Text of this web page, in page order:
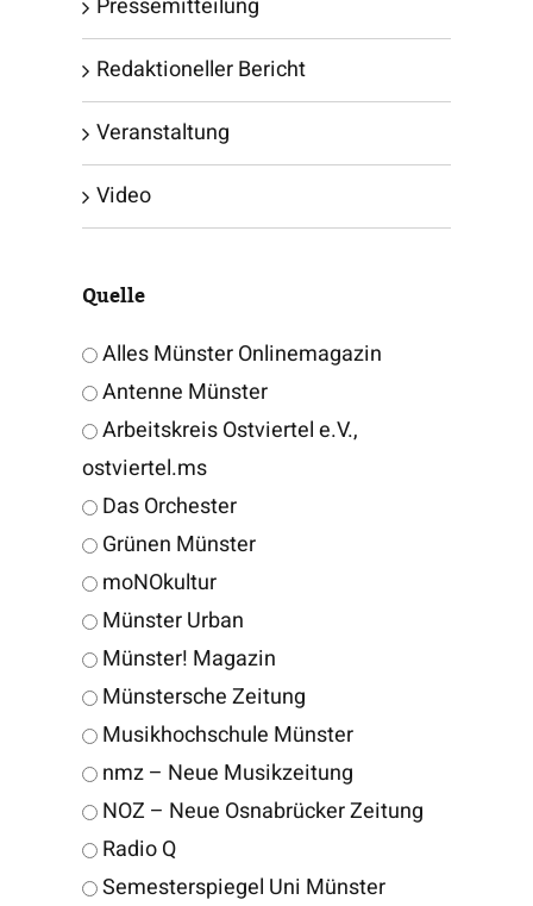
Pressemitteilung
Redaktioneller Bericht
Veranstaltung
Video
Quelle
Alles Münster Onlinemagazin
Antenne Münster
Arbeitskreis Ostviertel e.V.,
ostviertel.ms
Das Orchester
Grünen Münster
moNOkultur
Münster Urban
Münster! Magazin
Münstersche Zeitung
Musikhochschule Münster
nmz – Neue Musikzeitung
NOZ – Neue Osnabrücker Zeitung
Radio Q
Semesterspiegel Uni Münster